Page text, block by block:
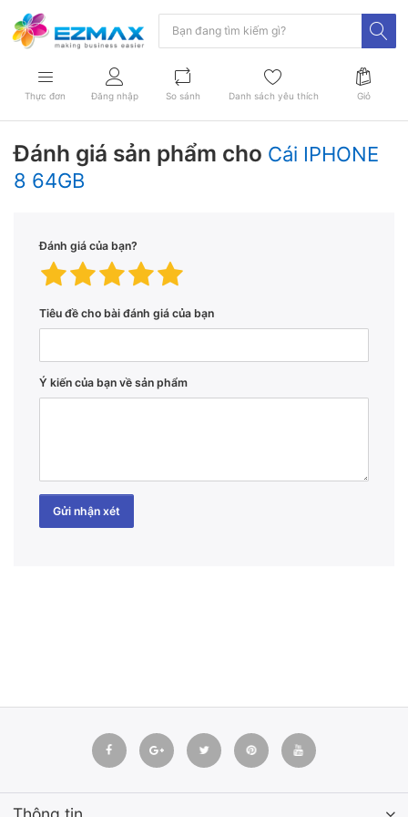
Thực đơn Đăng nhập So sánh Danh sách yêu thích Giỏ
Đánh giá sản phẩm cho Cái IPHONE
8 64GB
Đánh giá của bạn?
Tiêu đề cho bài đánh giá của bạn
Ý kiến ​​của bạn về sản phẩm
Gửi nhận xét